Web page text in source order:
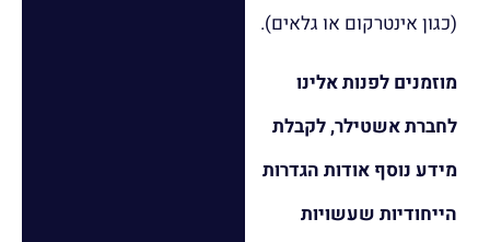
(כגון אינטרקום או גלאים).
מוזמנים לפנות אלינו
לחברת אשטילר, לקבלת
מידע נוסף אודות הגדרות
הייחודיות שעשויות